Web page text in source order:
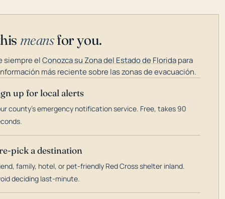
meansfor you.
siempre elConozca su Zona del Estado de Floridapara
más reciente sobre las zonas de evacuación.
up for local alerts
county's emergency notification service. Free, takes 90
pick a destination
family, hotel, or pet-friendly Red Cross shelter inland.
deciding last-minute.